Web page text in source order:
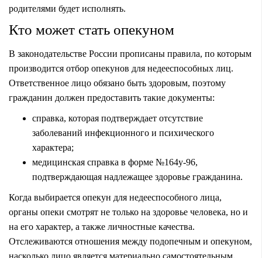
родителями будет исполнять.
Кто может стать опекуном
В законодательстве России прописаны правила, по которым
производится отбор опекунов для недееспособных лиц.
Ответственное лицо обязано быть здоровым, поэтому
гражданин должен предоставить такие документы:
справка, которая подтверждает отсутствие
заболеваний инфекционного и психического
характера;
медицинская справка в форме №164у-96,
подтверждающая надлежащее здоровье гражданина.
Когда выбирается опекун для недееспособного лица,
органы опеки смотрят не только на здоровье человека, но и
на его характер, а также личностные качества.
Отслеживаются отношения между подопечным и опекуном,
насколько лицо является материально самостоятельным.